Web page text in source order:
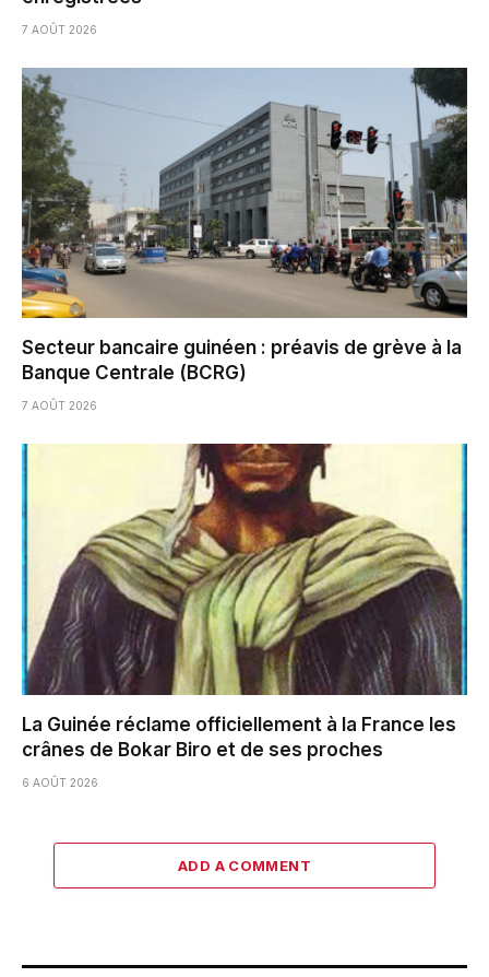
7 AOÛT 2026
Secteur bancaire guinéen : préavis de grève à la
Banque Centrale (BCRG)
7 AOÛT 2026
La Guinée réclame officiellement à la France les
crânes de Bokar Biro et de ses proches
6 AOÛT 2026
ADD A COMMENT